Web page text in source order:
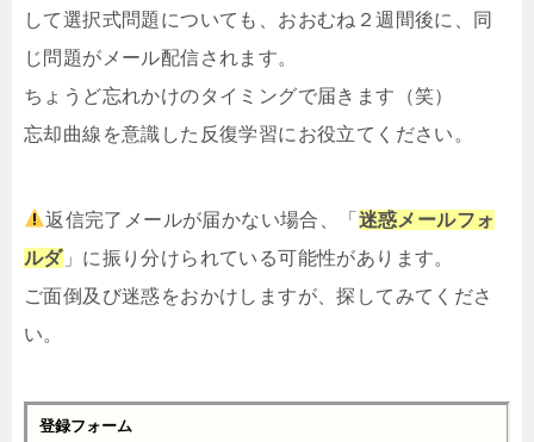
して選択式問題についても、おおむね２週間後に、同
じ問題がメール配信されます。
ちょうど忘れかけのタイミングで届きます（笑）
忘却曲線を意識した反復学習にお役立てください。
返信完了メールが届かない場合、「 迷惑メールフォ
ルダ」に振り分けられている可能性があります。
ご面倒及び迷惑をおかけしますが、探してみてくださ
い。